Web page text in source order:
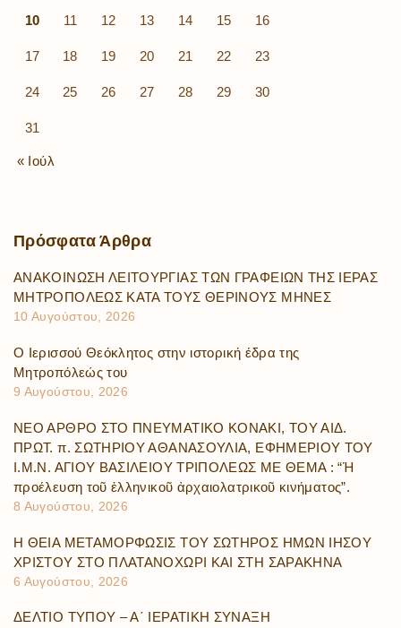
10 11 12 13 14 15 16
17 18 19 20 21 22 23
24 25 26 27 28 29 30
31
« Ιούλ
Πρόσφατα Άρθρα
ΑΝΑΚΟΙΝΩΣΗ ΛΕΙΤΟΥΡΓΙΑΣ ΤΩΝ ΓΡΑΦΕΙΩΝ ΤΗΣ ΙΕΡΑΣ
ΜΗΤΡΟΠΟΛΕΩΣ ΚΑΤΑ ΤΟΥΣ ΘΕΡΙΝΟΥΣ ΜΗΝΕΣ
10 Αυγούστου, 2026
Ο Ιερισσού Θεόκλητος στην ιστορική έδρα της
Μητροπόλεώς του
9 Αυγούστου, 2026
ΝΕΟ ΑΡΘΡΟ ΣΤΟ ΠΝΕΥΜΑΤΙΚΟ ΚΟΝΑΚΙ, ΤΟΥ ΑΙΔ.
ΠΡΩΤ. π. ΣΩΤΗΡΙΟΥ ΑΘΑΝΑΣΟΥΛΙΑ, ΕΦΗΜΕΡΙΟΥ ΤΟΥ
Ι.Μ.Ν. ΑΓΙΟΥ ΒΑΣΙΛΕΙΟΥ ΤΡΙΠΟΛΕΩΣ ΜΕ ΘΕΜΑ : “Ἡ
προέλευση τοῦ ἑλληνικοῦ ἀρχαιολατρικοῦ κινήματος”.
8 Αυγούστου, 2026
Η ΘΕΙΑ ΜΕΤΑΜΟΡΦΩΣΙΣ ΤΟΥ ΣΩΤΗΡΟΣ ΗΜΩΝ ΙΗΣΟΥ
ΧΡΙΣΤΟΥ ΣΤΟ ΠΛΑΤΑΝΟΧΩΡΙ ΚΑΙ ΣΤΗ ΣΑΡΑΚΗΝΑ
6 Αυγούστου, 2026
ΔΕΛΤΙΟ ΤΥΠΟΥ – Α΄ ΙΕΡΑΤΙΚΗ ΣΥΝΑΞΗ